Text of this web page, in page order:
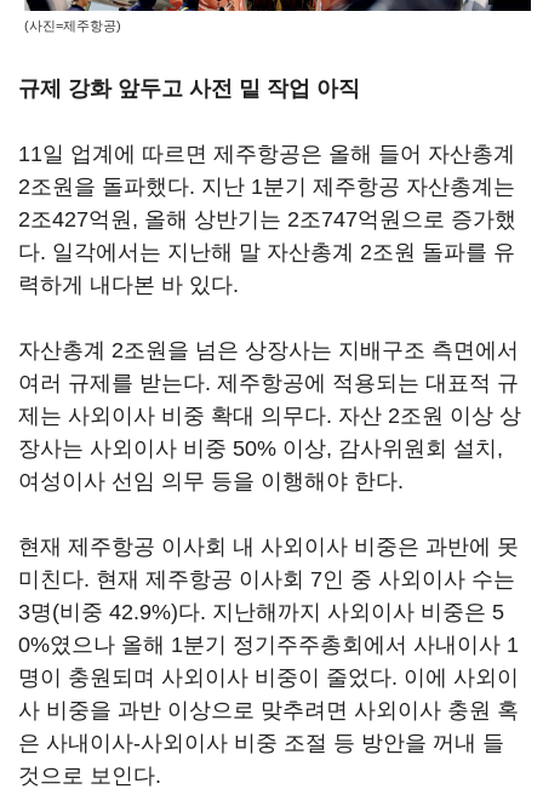
(사진=제주항공)
규제 강화 앞두고 사전 밑 작업 아직
11일 업계에 따르면 제주항공은 올해 들어 자산총계
2조원을 돌파했다. 지난 1분기 제주항공 자산총계는
2조427억원, 올해 상반기는 2조747억원으로 증가했
다. 일각에서는 지난해 말 자산총계 2조원 돌파를 유
력하게 내다본 바 있다.
자산총계 2조원을 넘은 상장사는 지배구조 측면에서
여러 규제를 받는다. 제주항공에 적용되는 대표적 규
제는 사외이사 비중 확대 의무다. 자산 2조원 이상 상
장사는 사외이사 비중 50% 이상, 감사위원회 설치,
여성이사 선임 의무 등을 이행해야 한다.
현재 제주항공 이사회 내 사외이사 비중은 과반에 못
미친다. 현재 제주항공 이사회 7인 중 사외이사 수는
3명(비중 42.9%)다. 지난해까지 사외이사 비중은 5
0%였으나 올해 1분기 정기주주총회에서 사내이사 1
명이 충원되며 사외이사 비중이 줄었다. 이에 사외이
사 비중을 과반 이상으로 맞추려면 사외이사 충원 혹
은 사내이사-사외이사 비중 조절 등 방안을 꺼내 들
것으로 보인다.